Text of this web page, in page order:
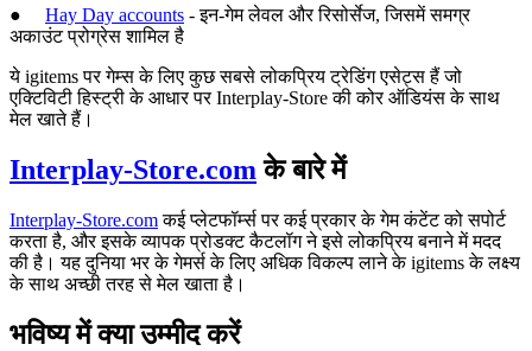
● Hay Day accounts - इन-गेम लेवल और रिसोर्सेज, जिसमें समग्र
अकाउंट प्रोग्रेस शामिल है
ये igitems पर गेम्स के लिए कुछ सबसे लोकप्रिय ट्रेडिंग एसेट्स हैं जो
एक्टिविटी हिस्ट्री के आधार पर Interplay-Store की कोर ऑडियंस के साथ
मेल खाते हैं।
Interplay-Store.com के बारे में
Interplay-Store.comकई प्लेटफॉर्म्स पर कई प्रकार के गेम कंटेंट को सपोर्ट
करता है, और इसके व्यापक प्रोडक्ट कैटलॉग ने इसे लोकप्रिय बनाने में मदद
की है। यह दुनिया भर के गेमर्स के लिए अधिक विकल्प लाने के igitems के लक्ष्य
के साथ अच्छी तरह से मेल खाता है।
भविष्य में क्या उम्मीद करें